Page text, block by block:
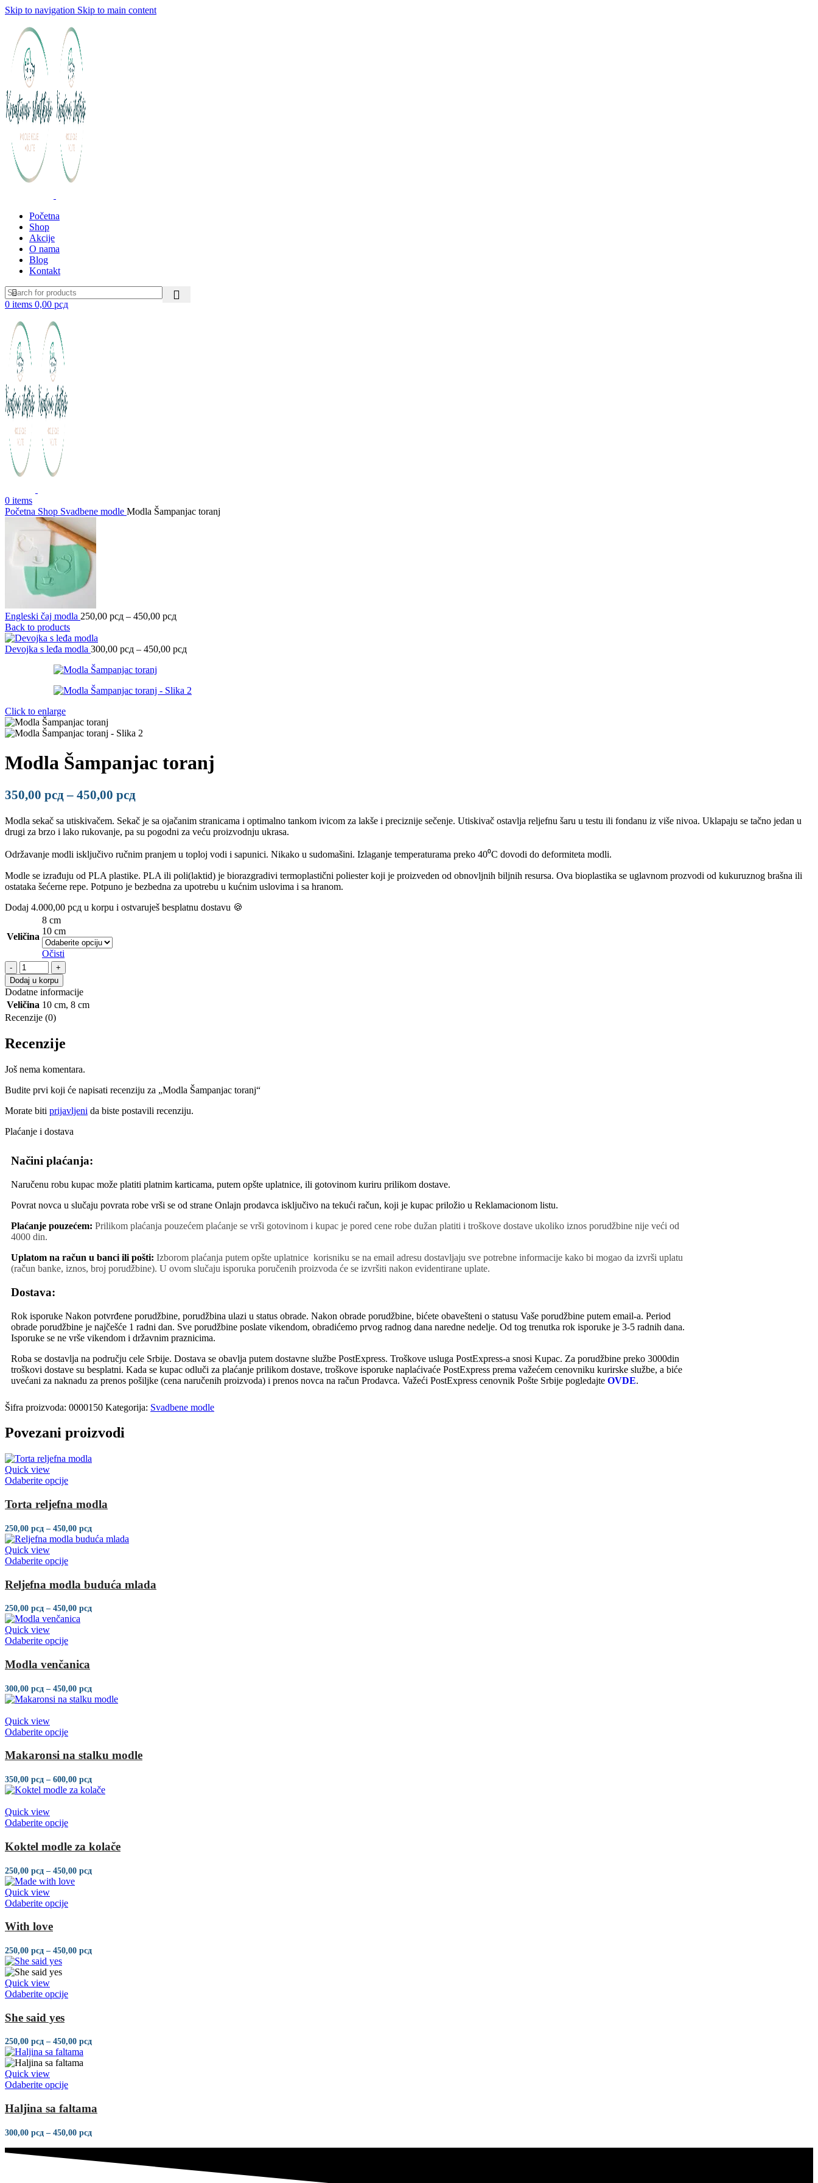
Skip to navigation Skip to main content
Početna
Shop
Akcije
O nama
Blog
Kontakt
0 items 0,00 рсд
0 items
Početna Shop Svadbene modle Modla Šampanjac toranj
Engleski čaj modla 250,00 рсд – 450,00 рсд
Back to products
Devojka s leđa modla 300,00 рсд – 450,00 рсд
Click to enlarge
Modla Šampanjac toranj
350,00 рсд – 450,00 рсд
Modla sekač sa utiskivačem. Sekač je sa ojačanim stranicama i optimalno tankom ivicom za lakše i preciznije sečenje. Utiskivač ostavlja reljefnu šaru u testu ili fondanu iz više nivoa. Uklapaju se tačno jedan u
drugi za brzo i lako rukovanje, pa su pogodni za veću proizvodnju ukrasa.
Održavanje modli isključivo ručnim pranjem u toploj vodi i sapunici. Nikako u sudomašini. Izlaganje temperaturama preko 40⁰C dovodi do deformiteta modli.
Modle se izrađuju od PLA plastike. PLA ili poli(laktid) je biorazgradivi termoplastični poliester koji je proizveden od obnovljnih biljnih resursa. Ova bioplastika se uglavnom prozvodi od kukuruznog brašna ili
ostataka šećerne repe. Potpuno je bezbedna za upotrebu u kućnim uslovima i sa hranom.
Dodaj 4.000,00 рсд u korpu i ostvaruješ besplatnu dostavu 🍪
Veličina
8 cm
10 cm
Očisti
Dodaj u korpu
Dodatne informacije
Veličina 10 cm, 8 cm
Recenzije (0)
Recenzije
Još nema komentara.
Budite prvi koji će napisati recenziju za „Modla Šampanjac toranj“
Morate biti prijavljeni da biste postavili recenziju.
Plaćanje i dostava
Načini plaćanja:
Naručenu robu kupac može platiti platnim karticama, putem opšte uplatnice, ili gotovinom kuriru prilikom dostave.
Povrat novca u slučaju povrata robe vrši se od strane Onlajn prodavca isključivo na tekući račun, koji je kupac priložio u Reklamacionom listu.
Plaćanje pouzećem: Prilikom plaćanja pouzećem plaćanje se vrši gotovinom i kupac je pored cene robe dužan platiti i troškove dostave ukoliko iznos porudžbine nije veći od
4000 din.
Uplatom na račun u banci ili pošti: Izborom plaćanja putem opšte uplatnice korisniku se na email adresu dostavljaju sve potrebne informacije kako bi mogao da izvrši uplatu
(račun banke, iznos, broj porudžbine). U ovom slučaju isporuka poručenih proizvoda će se izvršiti nakon evidentirane uplate.
Dostava:
Rok isporuke Nakon potvrđene porudžbine, porudžbina ulazi u status obrade. Nakon obrade porudžbine, bićete obavešteni o statusu Vaše porudžbine putem email-a. Period
obrade porudžbine je najčešće 1 radni dan. Sve porudžbine poslate vikendom, obradićemo prvog radnog dana naredne nedelje. Od tog trenutka rok isporuke je 3-5 radnih dana.
Isporuke se ne vrše vikendom i državnim praznicima.
Roba se dostavlja na području cele Srbije. Dostava se obavlja putem dostavne službe PostExpress. Troškove usluga PostExpress-a snosi Kupac. Za porudžbine preko 3000din
troškovi dostave su besplatni. Kada se kupac odluči za plaćanje prilikom dostave, troškove isporuke naplaćivaće PostExpress prema važećem cenovniku kurirske službe, a biće
uvećani za naknadu za prenos pošiljke (cena naručenih proizvoda) i prenos novca na račun Prodavca. Važeći PostExpress cenovnik Pošte Srbije pogledajte OVDE.
Šifra proizvoda: 0000150 Kategorija: Svadbene modle
Povezani proizvodi
Quick view
Odaberite opcije
Torta reljefna modla
250,00 рсд – 450,00 рсд
Quick view
Odaberite opcije
Reljefna modla buduća mlada
250,00 рсд – 450,00 рсд
Quick view
Odaberite opcije
Modla venčanica
300,00 рсд – 450,00 рсд
Quick view
Odaberite opcije
Makaronsi na stalku modle
350,00 рсд – 600,00 рсд
Quick view
Odaberite opcije
Koktel modle za kolače
250,00 рсд – 450,00 рсд
Quick view
Odaberite opcije
With love
250,00 рсд – 450,00 рсд
Quick view
Odaberite opcije
She said yes
250,00 рсд – 450,00 рсд
Quick view
Odaberite opcije
Haljina sa faltama
300,00 рсд – 450,00 рсд